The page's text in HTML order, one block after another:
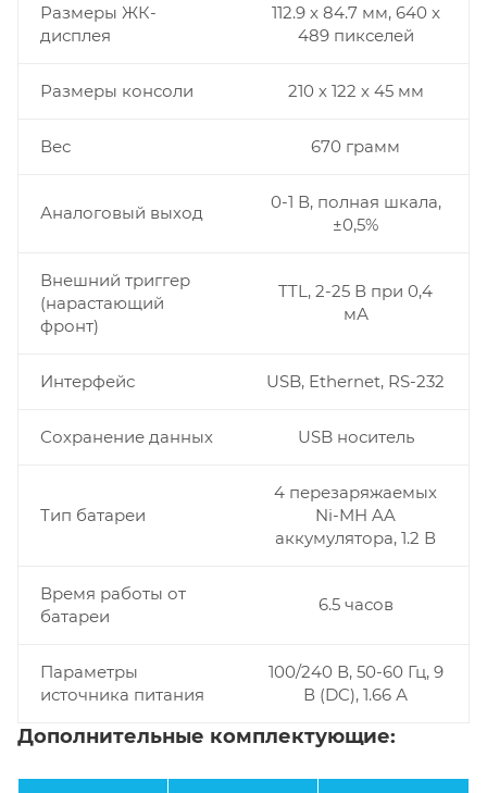
Размеры ЖК-
дисплея
112.9 x 84.7 мм, 640 x
489 пикселей
Размеры консоли 210 х 122 х 45 мм
Вес 670 грамм
Аналоговый выход
0-1 В, полная шкала,
±0,5%
Внешний триггер
(нарастающий
фронт)
TTL, 2-25 В при 0,4
мА
Интерфейс USB, Ethernet, RS-232
Сохранение данных USB носитель
Тип батареи
4 перезаряжаемых
Ni-MH AA
аккумулятора, 1.2 В
Время работы от
батареи
6.5 часов
Параметры
источника питания
100/240 В, 50-60 Гц, 9
В (DC), 1.66 А
Дополнительные комплектующие: